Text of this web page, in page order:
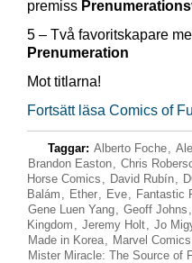
premiss
5 – Två favoritskapare
Prenumeration
Mot titlarna!
Fortsätt läsa Comics of
Taggar: Alberto Foche,
Brandon Easton, Chris
Horse Comics , David Rubín,
Balám , Ether, Eve, Fantastic
Gene Luen Yang, Geoff Johns ,
Kingdom , Jeremy Holt, Jo
Made in Korea, Marvel Comics
Mister Miracle: The Source of